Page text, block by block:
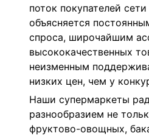
поток покупателей
объясняется
спроса, широчайшим
высококачественных
неизменным
низких цен, чем у
Наши супермаркеты
разнообразием не
фруктово-овощных,